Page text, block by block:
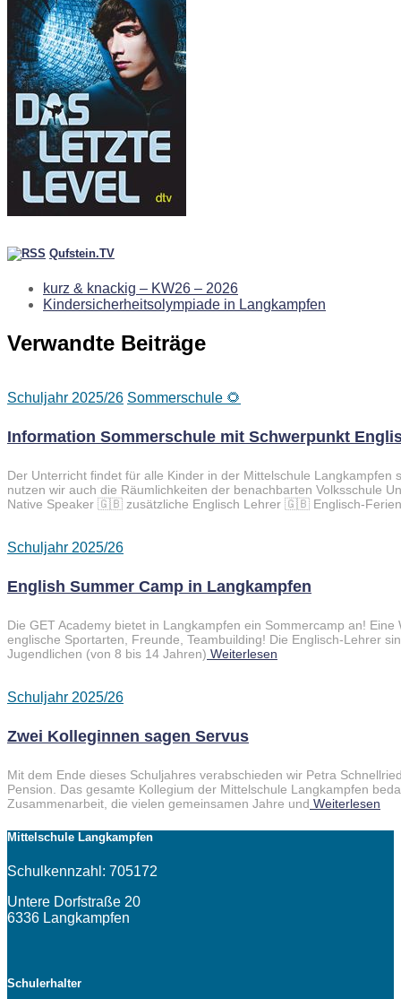
Qufstein.TV
kurz & knackig – KW26 – 2026
Kindersicherheitsolympiade in Langkampfen
Verwandte Beiträge
Schuljahr 2025/26 Sommerschule 🌻
Information Sommerschule mit Schwerpunkt
Der Unterricht findet für alle Kinder in der Mittelschule Langkampfen
nutzen wir auch die Räumlichkeiten der benachbarten Volksschule
Native Speaker 🇬🇧 zusätzliche Englisch Lehrer 🇬🇧 Englisch-
Schuljahr 2025/26
English Summer Camp in Langkampfen
Die GET Academy bietet in Langkampfen ein Sommercamp an!
englische Sportarten, Freunde, Teambuilding! Die Englisch-Lehrer
Jugendlichen (von 8 bis 14 Jahren) Weiterlesen
Schuljahr 2025/26
Zwei Kolleginnen sagen Servus
Mit dem Ende dieses Schuljahres verabschieden wir Petra
Pension. Das gesamte Kollegium der Mittelschule Langkampfen
Zusammenarbeit, die vielen gemeinsamen Jahre und Weiterlesen
Mittelschule Langkampfen
Schulkennzahl: 705172
Untere Dorfstraße 20
6336 Langkampfen
Schulerhalter